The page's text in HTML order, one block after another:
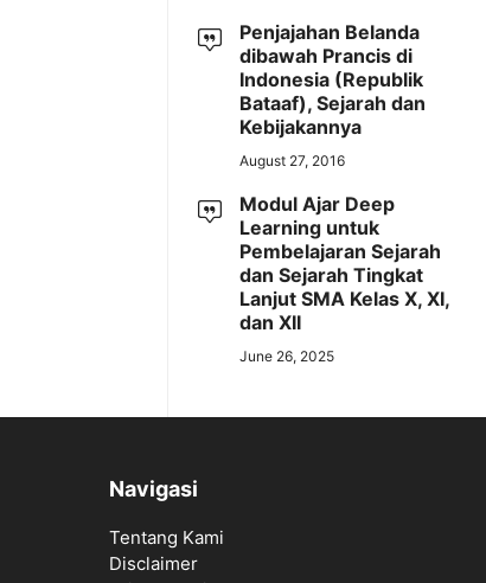
Penjajahan Belanda
dibawah Prancis di
Indonesia (Republik
Bataaf), Sejarah dan
Kebijakannya
August 27, 2016
Modul Ajar Deep
Learning untuk
Pembelajaran Sejarah
dan Sejarah Tingkat
Lanjut SMA Kelas X, XI,
dan XII
June 26, 2025
Navigasi
Tentang Kami
Disclaimer